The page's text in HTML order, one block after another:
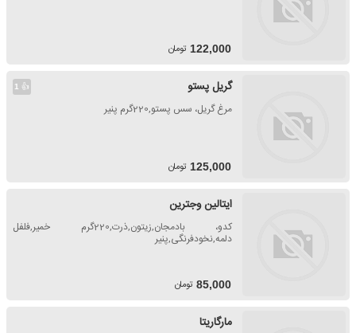
122,000 تومان
👍
1 گریل پستو
مرغ گریل، سس پستو,220گرم پنیر
125,000 تومان
ایتالین وجترین
کدو، بادمجان,زیتون,ذرت,220گرم خمیر,فلفل
دلمه,نخودفرنگی,پنیر
85,000 تومان
مارگاریتا